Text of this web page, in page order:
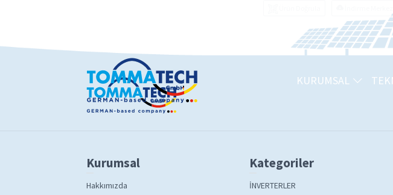
KURUMSAL
Kurumsal
Hakkımızda
Kategoriler
İNVERTERLER